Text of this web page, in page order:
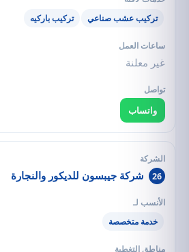
تركيب عشب صناعي تركيب باركيه
غير معلنة
واتساب
26 شركة جيبسون للديكور والنجارة
خدمة متخصصة